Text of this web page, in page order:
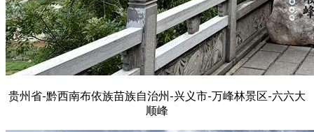
贵州省-黔西南布依族苗族自治州-兴义市-万峰林景区-六六大
顺峰